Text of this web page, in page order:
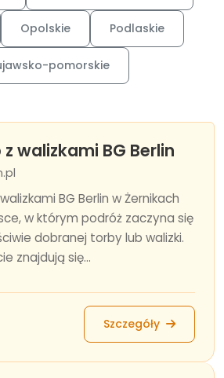
Opolskie Podlaskie
pomorskie
z walizkami BG Berlin
BG Berlin w Żernikach
w którym podróż zaczyna się
dobranej torby lub walizki.
znajdują się...
Szczegóły